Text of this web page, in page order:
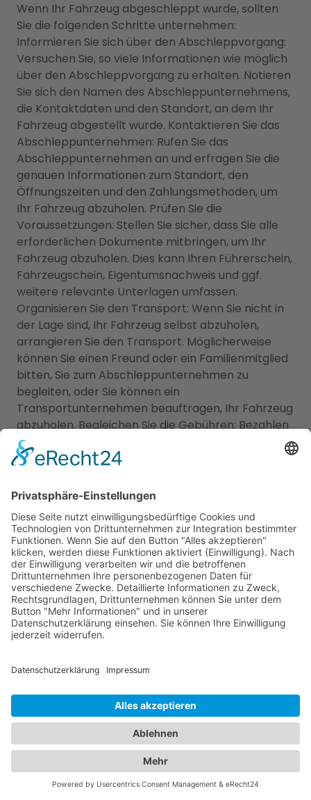
Wenn Ihr Fahrzeug abgeschleppt wurde, sollten
Sie die folgenden Schritte unternehmen:
Informieren Sie sich über den Abschleppvorgang:
Versuchen Sie, so viele Informationen wie möglich
über den Abschleppvorgang zu erhalten. Notieren
Sie sich den Namen des Abschleppunternehmens,
die Kontaktdaten und den Standort, an dem Ihr
Fahrzeug abgestellt wurde. Kontaktieren Sie das
Abschleppunternehmen: Rufen Sie das
Abschleppunternehmen an und erfragen Sie die
genauen Informationen zum Standort, den
Öffnungszeiten und den Zahlungsmethoden, um
Ihr Fahrzeug abzuholen. Prüfen Sie die
Voraussetzungen: Stellen Sie sicher, dass Sie alle
erforderlichen Dokumente mitbringen, um Ihr
Fahrzeug abzuholen. Dies kann Ihren Führerschein,
Fahrzeugschein, Eigentumsnachweis und ggf.
weitere relevante Unterlagen umfassen.
Organisieren Sie den Transport: Wenn Sie nicht in
der Lage sind, Ihr Fahrzeug selbst abzuholen,
arrangieren Sie den Transport. Möglicherweise
können Sie einen Freund oder ein Familienmitglied
bitten, Sie zum Abschleppunternehmen zu
begleiten, oder Sie können ein
Transportunternehmen beauftragen, Ihr Fahrzeug
abzuholen. Begleichen Sie die Gebühren: Bezahlen
Sie die Abschlepp- und Lagergebühren gemäß
den Vorgaben des Abschleppunternehmens.
Zahlungsmethoden kennen und über genügend
wichtig, schnell zu handeln und die erforderlichen
Schritte zu unternehmen, um unnötige Gebühren
und Unannehmlichkeiten zu vermeiden. Befolgen
Sie die Anweisungen des Abschleppunternehmens
und klären Sie alle offenen Fragen im Voraus, um
den Abholprozess reibungslos zu gestalten.
Finden Sie den passenden
ideale Hotel - Unser
Branchenportal macht es
möglich
Unser umfangreiches Branchenportal bietet Ihnen
nicht nur alle Informationen zu zuverlässigen
Abschleppdiensten, sondern auch eine Vielzahl an